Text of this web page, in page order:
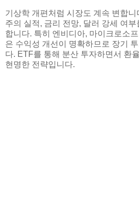
기상학 개편처럼 시장도 계속 변합
주의 실적, 금리 전망, 달러 강세 여
합니다. 특히 엔비디아, 마이크로소
은 수익성 개선이 명확하므로 장기
다. ETF를 통해 분산 투자하면서 환
현명한 전략입니다.